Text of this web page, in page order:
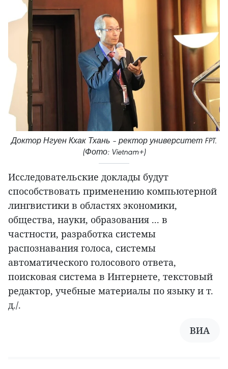
Доктор Нгуен Кхак Тхань – ректор университет FPT.
(Фото: Vietnam+)
Исследовательские доклады будут
способствовать применению компьютерной
лингвистики в областях экономики,
общества, науки, образования ... в
частности, разработка системы
распознавания голоса, системы
автоматического голосового ответа,
поисковая система в Интернете, текстовый
редактор, учебные материалы по языку и т.
д./.
ВИА